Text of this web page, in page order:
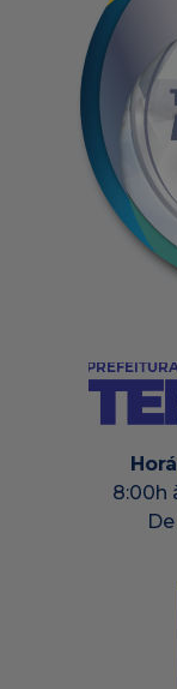
8:00h